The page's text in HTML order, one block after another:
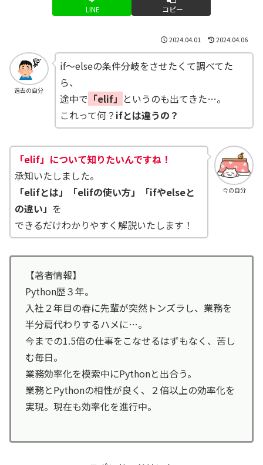
LINE コピー
2024.04.01 2024.04.06
過去の自分
if～elseの条件分岐をさせたくて調べてた
ら、
途中で 「elif」 というのも出てきた…。
これって何？ ifとは違うの？
今の自分
「elif」について知りたいんですね！
承知いたしました。
「elifとは」「elifの使い方」「ifやelseと
の違い」 を
できるだけわかりやすく解説いたします！
【著者情報】
Python歴３年。
入社２年目の春に先輩が突然トンズラし、業務を
半分肩代わりするハメに…。
今までの1.5倍の仕事をこなせるはずもなく、苦し
む毎日。
業務効率化を模索中にPythonと出合う。
業務とPythonの相性が良く、２倍以上の効率化を
実現。現在も効率化を進行中。